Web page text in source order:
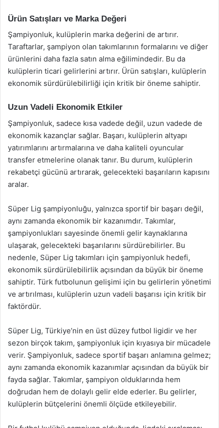
Ürün Satışları ve Marka Değeri
Şampiyonluk, kulüplerin marka değerini de artırır.
Taraftarlar, şampiyon olan takımlarının formalarını ve diğer
ürünlerini daha fazla satın alma eğilimindedir. Bu da
kulüplerin ticari gelirlerini artırır. Ürün satışları, kulüplerin
ekonomik sürdürülebilirliği için kritik bir öneme sahiptir.
Uzun Vadeli Ekonomik Etkiler
Şampiyonluk, sadece kısa vadede değil, uzun vadede de
ekonomik kazançlar sağlar. Başarı, kulüplerin altyapı
yatırımlarını artırmalarına ve daha kaliteli oyuncular
transfer etmelerine olanak tanır. Bu durum, kulüplerin
rekabetçi gücünü artırarak, gelecekteki başarıların kapısını
aralar.
Süper Lig şampiyonluğu, yalnızca sportif bir başarı değil,
aynı zamanda ekonomik bir kazanımdır. Takımlar,
şampiyonlukları sayesinde önemli gelir kaynaklarına
ulaşarak, gelecekteki başarılarını sürdürebilirler. Bu
nedenle, Süper Lig takımları için şampiyonluk hedefi,
ekonomik sürdürülebilirlik açısından da büyük bir öneme
sahiptir. Türk futbolunun gelişimi için bu gelirlerin yönetimi
ve artırılması, kulüplerin uzun vadeli başarısı için kritik bir
faktördür.
Süper Lig, Türkiye’nin en üst düzey futbol ligidir ve her
sezon birçok takım, şampiyonluk için kıyasıya bir mücadele
verir. Şampiyonluk, sadece sportif başarı anlamına gelmez;
aynı zamanda ekonomik kazanımlar açısından da büyük bir
fayda sağlar. Takımlar, şampiyon olduklarında hem
doğrudan hem de dolaylı gelir elde ederler. Bu gelirler,
kulüplerin bütçelerini önemli ölçüde etkileyebilir.